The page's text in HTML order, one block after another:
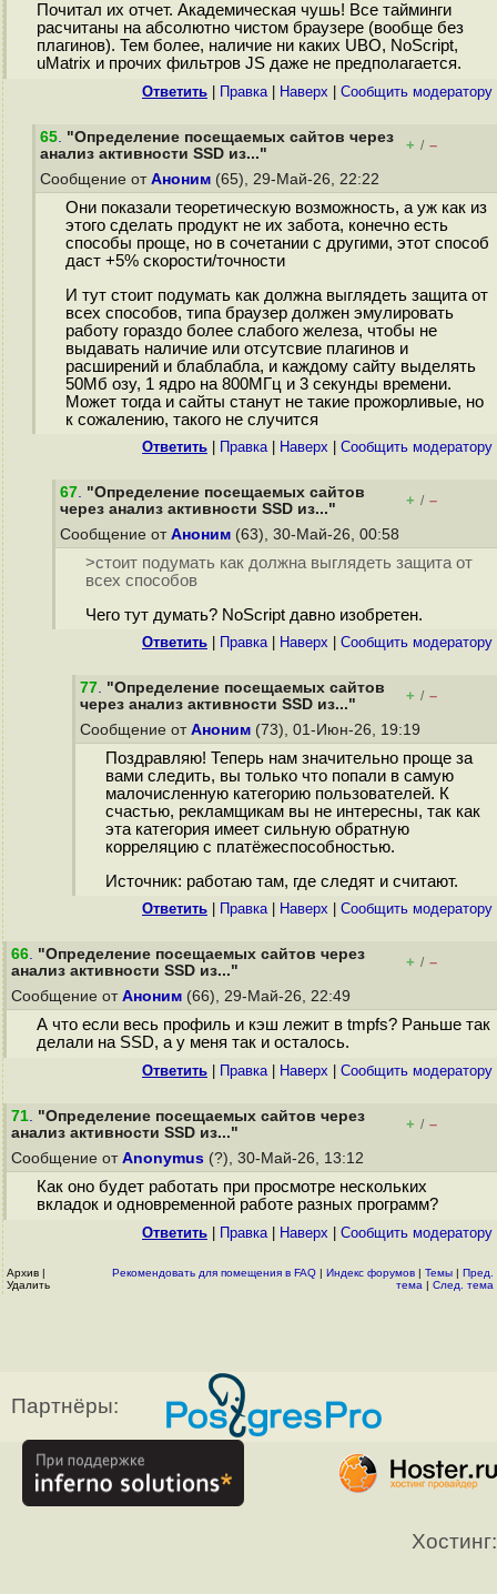
Почитал их отчет. Академическая чушь! Все тайминги
расчитаны на абсолютно чистом браузере (вообще без
плагинов). Тем более, наличие ни каких UBO, NoScript,
uMatrix и прочих фильтров JS даже не предполагается.
Ответить Правка| Наверх Cообщить модератору
65. "Определение посещаемых сайтов через
анализ активности SSD из..."
+ / –
Сообщение от Аноним (65), 29-Май-26, 22:22
Они показали теоретическую возможность, а уж как из
этого сделать продукт не их забота, конечно есть
способы проще, но в сочетании с другими, этот способ
даст +5% скорости/точности
И тут стоит подумать как должна выглядеть защита от
всех способов, типа браузер должен эмулировать
работу гораздо более слабого железа, чтобы не
выдавать наличие или отсутсвие плагинов и
расширений и блаблабла, и каждому сайту выделять
50Мб озу, 1 ядро на 800МГц и 3 секунды времени.
Может тогда и сайты станут не такие прожорливые, но
к сожалению, такого не случится
Ответить Правка| Наверх Cообщить модератору
67. "Определение посещаемых сайтов
через анализ активности SSD из..."
+ / –
Сообщение от Аноним (63), 30-Май-26, 00:58
>стоит подумать как должна выглядеть защита от
всех способов
Чего тут думать? NoScript давно изобретен.
Ответить Правка| Наверх Cообщить модератору
77. "Определение посещаемых сайтов
через анализ активности SSD из..."
+ / –
Сообщение от Аноним (73), 01-Июн-26, 19:19
Поздравляю! Теперь нам значительно проще за
вами следить, вы только что попали в самую
малочисленную категорию пользователей. К
счастью, рекламщикам вы не интересны, так как
эта категория имеет сильную обратную
корреляцию с платёжеспособностью.
Источник: работаю там, где следят и считают.
Ответить Правка| Наверх Cообщить модератору
66. "Определение посещаемых сайтов через
анализ активности SSD из..."
+ / –
Сообщение от Аноним (66), 29-Май-26, 22:49
А что если весь профиль и кэш лежит в tmpfs? Раньше так
делали на SSD, а у меня так и осталось.
Ответить Правка| Наверх Cообщить модератору
71. "Определение посещаемых сайтов через
анализ активности SSD из..."
+ / –
Сообщение от Anonymus (?), 30-Май-26, 13:12
Как оно будет работать при просмотре нескольких
вкладок и одновременной работе разных программ?
Ответить Правка| Наверх Cообщить модератору
Архив |
Удалить
Рекомендовать для помещения в FAQ | Индекс форумов | Темы | Пред.
тема | След. тема
Партнёры:
Хостинг: